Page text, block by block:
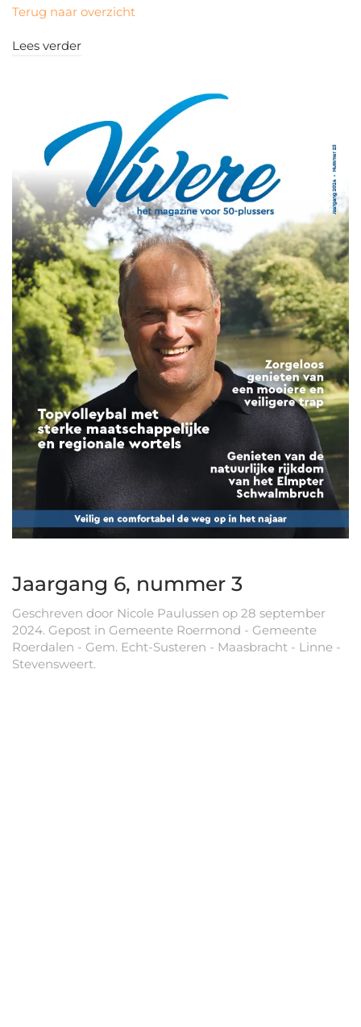
Terug naar overzicht
Lees verder
Jaargang 6, nummer 3
Geschreven door Nicole Paulussen op 28 september
2024. Gepost in Gemeente Roermond - Gemeente
Roerdalen - Gem. Echt-Susteren - Maasbracht - Linne -
Stevensweert.